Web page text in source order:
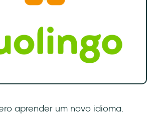
aprender um novo idioma.